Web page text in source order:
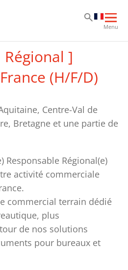
la
Menu
]
(H/F/D)
Centre-Val de
Bretagne et une partie de
Responsable Régional(e)
activité commerciale
commercial terrain dédié
plus
de nos solutions
pour bureaux et